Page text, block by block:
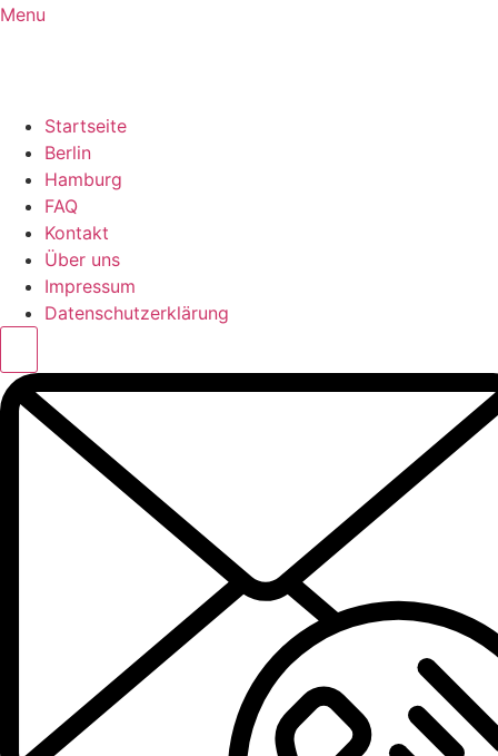
Menu
Startseite
Berlin
Hamburg
FAQ
Kontakt
Über uns
Impressum
Datenschutzerklärung